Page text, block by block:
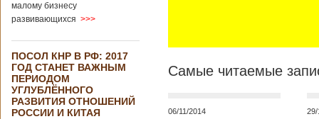
малому бизнесу
развивающихся >>>
ПОСОЛ КНР В РФ: 2017
ГОД СТАНЕТ ВАЖНЫМ
ПЕРИОДОМ
УГЛУБЛЁННОГО
РАЗВИТИЯ ОТНОШЕНИЙ
РОССИИ И КИТАЯ
Самые читаемые
06/11/2014 29/